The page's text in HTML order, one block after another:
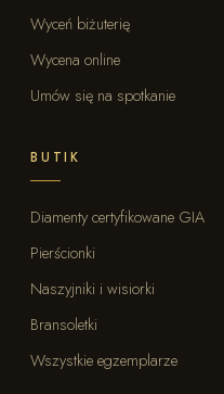
Wyceń biżuterię
Wycena online
Umów się na spotkanie
BUTIK
Diamenty certyfikowane GIA
Pierścionki
Naszyjniki i wisiorki
Bransoletki
Wszystkie egzemplarze